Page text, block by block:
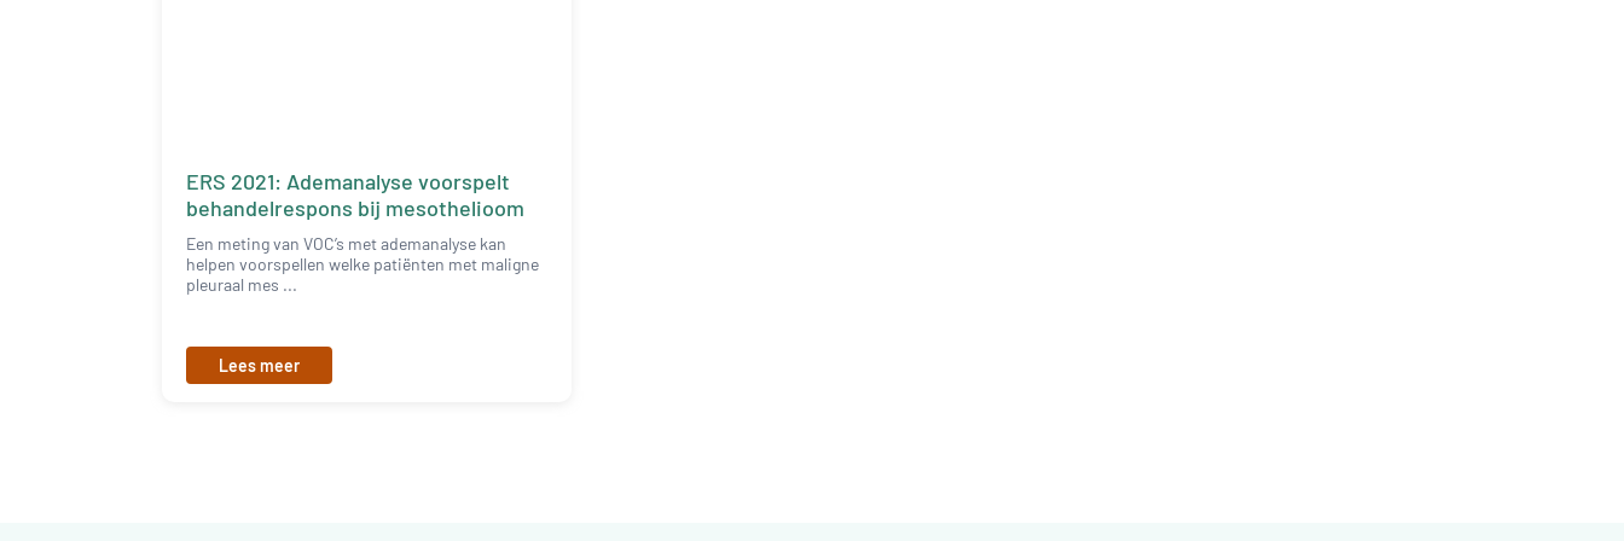
ERS 2021: Ademanalyse voorspelt
behandelrespons bij mesothelioom
Een meting van VOC’s met ademanalyse kan
helpen voorspellen welke patiënten met maligne
pleuraal mes ...
Lees meer